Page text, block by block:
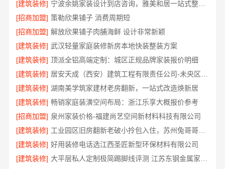
[建筑装修]
宁波余姚家装设计到店咨询，雅美和居一站式整装服务
[招商加盟] 策勒欣果铺子 消费周期短
[招商加盟] 解放欣果铺子肉脯海鲜 设计非常新颖
[建筑装修] 武汉轻量家庭装修新房本地快装整装方案
[建筑装修] 顶派全铝高端定制：城区正规品牌家装报价明细
[建筑装修]
[建筑装修] 湖南美学筑家建材老房翻新，一站式改造焕新居
[建筑装修] 畅销家庭装潢空间布局：浙江乐享大概报价参考
[招商加盟] 泉州家装价格-福建尚艺空间新材料科技有限公司
[建筑装修]
工业园区旧房翻新老破小拎包入住，苏州兔哥哥智装新材料有限公司
[建筑装修] 好用装修电话选江西圣匠新型环保材料有限公司
[建筑装修]